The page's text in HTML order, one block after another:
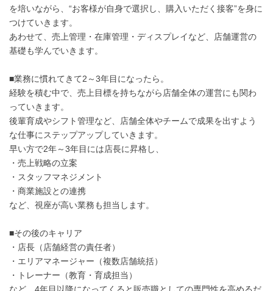
を培いながら、“お客様が自身で選択し、購入いただく接客”を身に
つけていきます。
あわせて、売上管理・在庫管理・ディスプレイなど、店舗運営の
基礎も学んでいきます。
■業務に慣れてきて2～3年目になったら。
経験を積む中で、売上目標を持ちながら店舗全体の運営にも関わ
っていきます。
後輩育成やシフト管理など、店舗全体やチームで成果を出すよう
な仕事にステップアップしていきます。
早い方で2年～3年目には店長に昇格し、
・売上戦略の立案
・スタッフマネジメント
・商業施設との連携
など、視座が高い業務も担当します。
■その後のキャリア
・店長（店舗経営の責任者）
・エリアマネージャー（複数店舗統括）
・トレーナー（教育・育成担当）
など、4年目以降になってくると販売職としての専門性を高めるだ